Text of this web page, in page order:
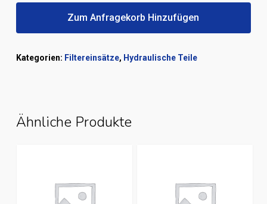
Zum Anfragekorb Hinzufügen
Kategorien: Filtereinsätze, Hydraulische Teile
Ähnliche Produkte